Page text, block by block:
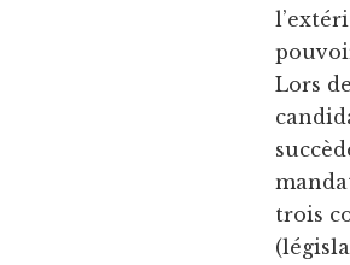
Lors
trois